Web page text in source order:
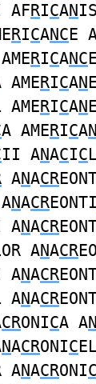
AFRICAN
RICANCE
RICANC
AMERICAN
AMERICAN
A AMERICAN
II ANACIC
ANACR
NACREONTI
ANACR
ANACR
ANACR
ANACR
CRONICA AN
NACRONIC
ANACRONIC